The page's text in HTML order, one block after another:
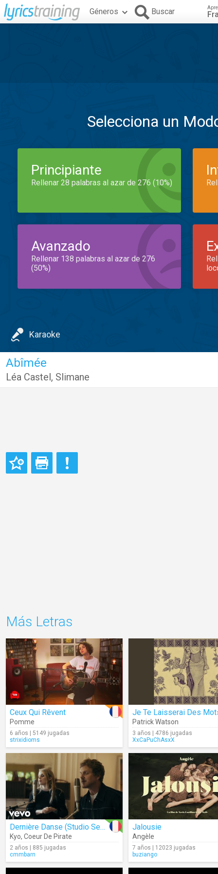
Géneros Buscar
Selecciona un
Principiante
Rellenar 28 palabras al azar de 276 (10%)
Avanzado
Rellenar 138 palabras al azar de 276
(50%)
Karaoke
Abîmée
Léa Castel, Slimane
Más Letras
Ceux Qui Rêvent
Pomme
6 años | 5149 jugadas
strixidioms
Patrick Watson
3 años | 4786 jugadas
XxCaPuChAsxX
Dernière Danse (Studio Session)
Kyo, Coeur De Pirate
2 años | 885 jugadas
cmmbarn
Jalousie
Angèle
7 años | 12023 jugadas
buziango